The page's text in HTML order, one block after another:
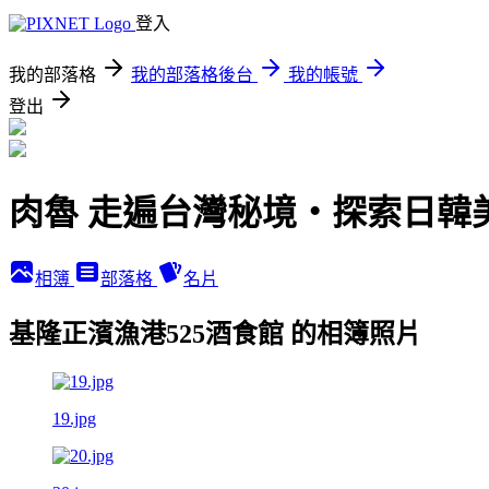
登入
我的部落格 我的部落格後台
我的帳號
登出
肉魯 走遍台灣秘境・探索日韓
相簿 部落格 名片
基隆正濱漁港525酒食館 的相簿照片
19.jpg